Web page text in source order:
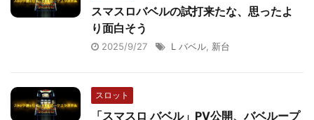
スマスロバベルの試打来たな、思ったよ
り面白そう
2025/9/27 L バベル 新台
スロット
「スマスロ バベル」PV公開、バベループ